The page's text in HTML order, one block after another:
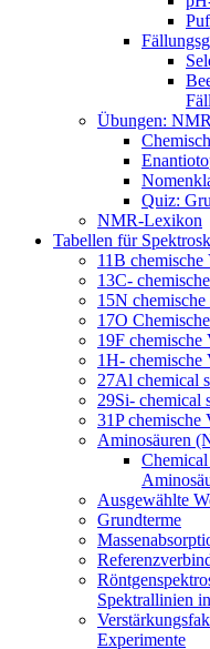
Übungen:
Quiz:
NMR-Lexikon
Tabellen für
11B chemische
13C-
15N
17O
19F chemische
1H- chemische
27Al chemical
29Si- chemical
31P chemische
Aminosäuren
Ausgewählte
Grundterme
Spektrallinien
Experimente